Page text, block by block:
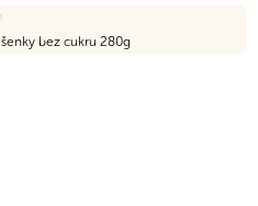
bez cukru 280g